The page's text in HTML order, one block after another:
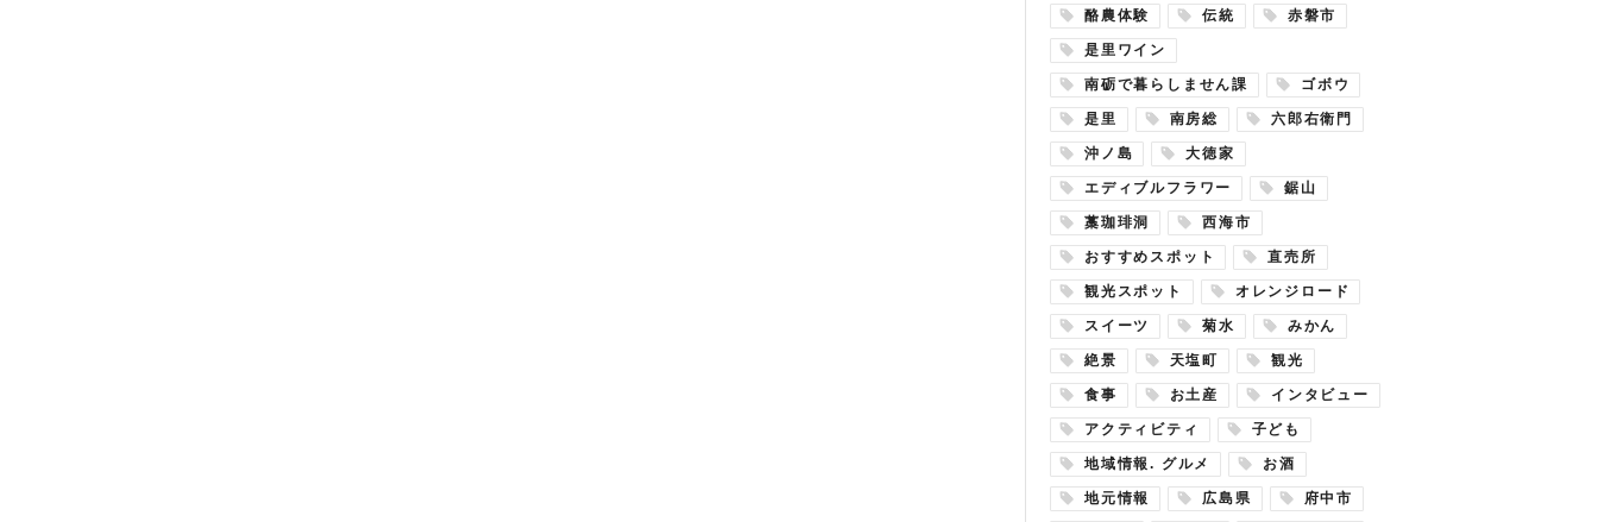
酪農体験 伝統 赤磐市
是里ワイン
南砺で暮らしません課 ゴボウ
是里 南房総 六郎右衛門
沖ノ島 大徳家
エディブルフラワー 鋸山
藁珈琲洞 西海市
おすすめスポット 直売所
観光スポット オレンジロード
スイーツ 菊水 みかん
絶景 天塩町 観光
食事 お土産 インタビュー
アクティビティ 子ども
地域情報. グルメ お酒
地元情報 広島県 府中市